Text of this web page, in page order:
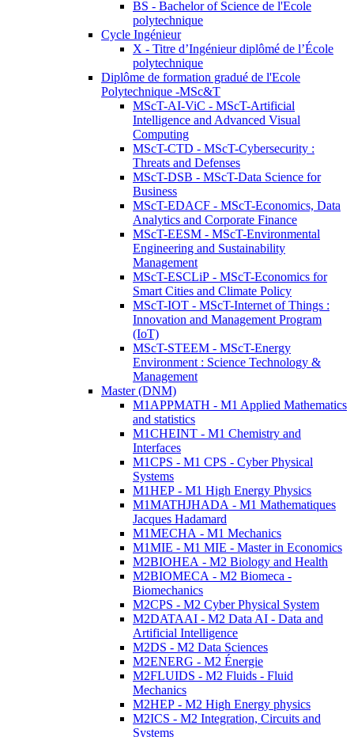
BS - Bachelor of Science de l'Ecole
polytechnique
Cycle Ingénieur
X - Titre d’Ingénieur diplômé de l’École
polytechnique
Diplôme de formation gradué de l'Ecole
Polytechnique -MSc&T
MScT-AI-ViC - MScT-Artificial
Intelligence and Advanced Visual
Computing
MScT-CTD - MScT-Cybersecurity :
Threats and Defenses
MScT-DSB - MScT-Data Science for
Business
MScT-EDACF - MScT-Economics, Data
Analytics and Corporate Finance
MScT-EESM - MScT-Environmental
Engineering and Sustainability
Management
MScT-ESCLiP - MScT-Economics for
Smart Cities and Climate Policy
MScT-IOT - MScT-Internet of Things :
Innovation and Management Program
(IoT)
MScT-STEEM - MScT-Energy
Environment : Science Technology &
Management
Master (DNM)
M1APPMATH - M1 Applied Mathematics
and statistics
M1CHEINT - M1 Chemistry and
Interfaces
M1CPS - M1 CPS - Cyber Physical
Systems
M1HEP - M1 High Energy Physics
M1MATHJHADA - M1 Mathematiques
Jacques Hadamard
M1MECHA - M1 Mechanics
M1MIE - M1 MIE - Master in Economics
M2BIOHEA - M2 Biology and Health
M2BIOMECA - M2 Biomeca -
Biomechanics
M2CPS - M2 Cyber Physical System
M2DATAAI - M2 Data AI - Data and
Artificial Intelligence
M2DS - M2 Data Sciences
M2ENERG - M2 Énergie
M2FLUIDS - M2 Fluids - Fluid
Mechanics
M2HEP - M2 High Energy physics
M2ICS - M2 Integration, Circuits and
Systems